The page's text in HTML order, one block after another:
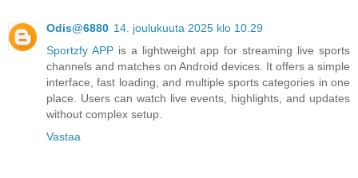
Odis@6880 14. joulukuuta 2025 klo 10.29
Sportzfy APPis a lightweight app for streaming live sports
channels and matches on Android devices. It offers a simple
interface, fast loading, and multiple sports categories in one
place. Users can watch live events, highlights, and updates
without complex setup.
Vastaa